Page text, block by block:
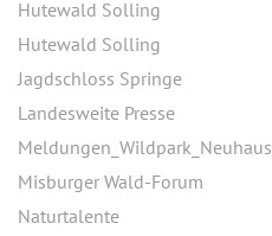
Hutewald Solling
Hutewald Solling
Jagdschloss Springe
Landesweite Presse
Meldungen_Wildpark_Neuhaus
Misburger Wald-Forum
Naturtalente